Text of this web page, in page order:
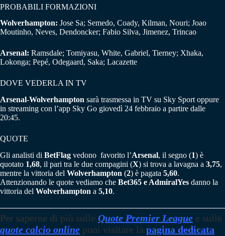
PROBABILI FORMAZIONI
Wolverhampton: Jose Sa; Semedo, Coady, Kilman, Nouri; Joao
Moutinho, Neves, Dendoncker; Fabio Silva, Jimenez, Trincao
Arsenal: Ramsdale; Tomiyasu, White, Gabriel, Tierney; Xhaka,
Lokonga; Pepé, Odegaard, Saka; Lacazette
DOVE VEDERLA IN TV
Arsenal-Wolverhampton sarà trasmessa in TV su Sky Sport oppure
in streaming con l’app Sky Go giovedì 24 febbraio a partire dalle
20:45.
QUOTE
Gli analisti di BetFlag vedono favorito l’Arsenal, il segno (1) è
quotato 1,68, il pari tra le due compagini (X) si trova a lavagna a 3,75,
mentre la vittoria del Wolverhampton (2) è pagata 5,60.
Attenzionando le quote vediamo che Bet365 e AdmiralYes danno la
vittoria del Wolverhampton a 5,10.
Per saperne di più sulle Quote Premier League e sulle
quote calcio online puoi visitare la pagina dedicata